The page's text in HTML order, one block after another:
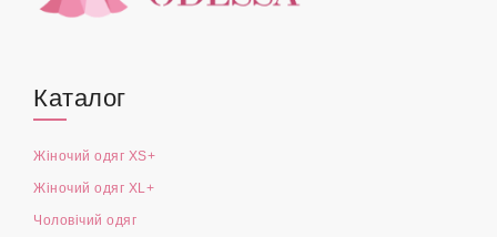
Каталог
Жіночий одяг XS+
Жіночий одяг XL+
Чоловічий одяг